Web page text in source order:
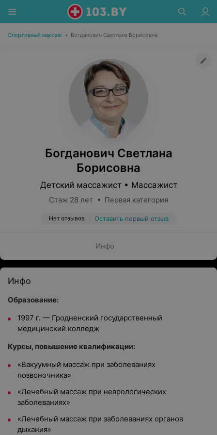
Спортивный массаж • Богданович Светлана Борисовна
Богданович Светлана
Борисовна
Детский массажист • Массажист
Стаж 28 лет • Первая категория
Нет отзывов Оставить первый отзыв
Инфо
Инфо
Образование:
1997 г. — Гродненский государственный
медицинский колледж
Курсы, повышение квалификации:
«Вакуумный массаж при заболеваниях
позвоночника»
«Лечебный массаж при неврологических
заболеваниях»
«Лечебный массаж при заболеваниях органов
дыхания»